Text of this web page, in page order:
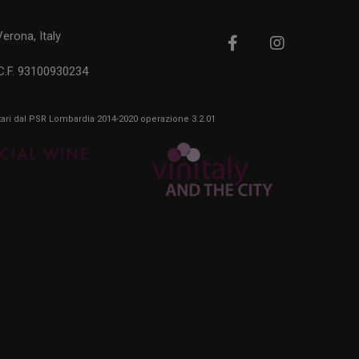
Italy
93100930234
PSR Lombardia 2014-2020 operazione 3.2.01